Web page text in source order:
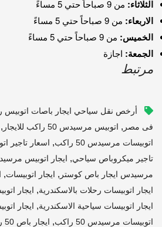
الثلاثاء: من 9 صباحاً حتي 5 مساءً
الاربعاء: من 9 صباحاً حتي 5 مساءً
الخميس: من 9 صباحاً حتي 5 مساءً
الجمعة: اجازة
مرتبط
أرخص نقل سياحي ايجار باصات اتوبيس
فى مصر , اتوبيس مرسيدس 50 راكب للايجار ,
اتوبيسات مرسيدس 50 راكب
, اسعار تاجير
تاجير ميكروباص سياحي, ايجار اتوبيس
مرسيدس ايجار باص كوستر , ايجار اتوبيسات,
ايجار اتوبيسات رحلات بالاسكندرية, ايجار
ايجار اتوبيسات سياحية الاسكندرية, ايجار
اتوبيسات مرسيدس 50 راكب
, ايجار باص 50 راكب